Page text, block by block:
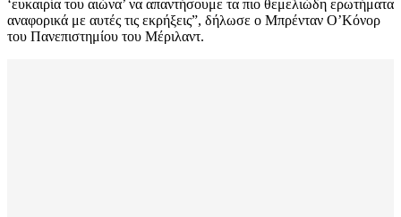
‘ευκαιρία του αιώνα’ να απαντήσουμε τα πιο θεμελιώδη ερωτήματα
αναφορικά με αυτές τις εκρήξεις”, δήλωσε ο Μπρένταν Ο’Κόνορ
του Πανεπιστημίου του Μέριλαντ.